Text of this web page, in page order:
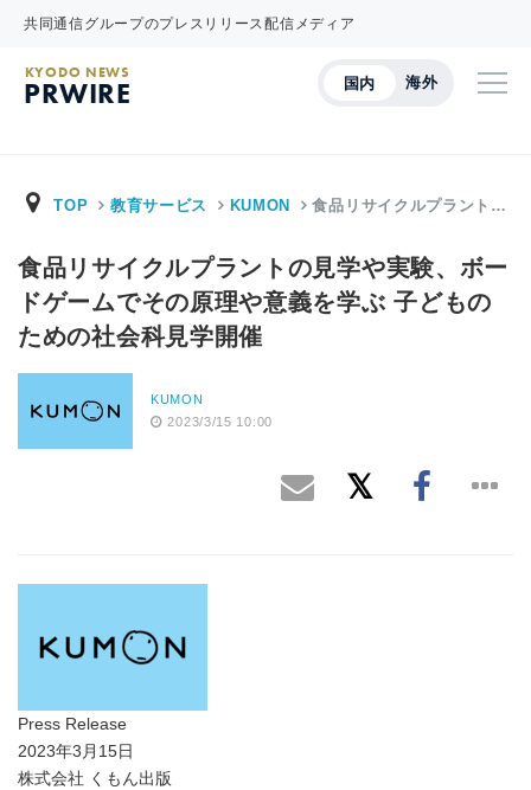
共同通信グループのプレスリリース配信メディア
国内 海外
KYODO NEWS
PRWIRE
TOP 教育サービス KUMON 食品リサイクルプラント…
食品リサイクルプラントの見学や実験、ボー
ドゲームでその原理や意義を学ぶ 子どもの
ための社会科見学開催
KUMON
2023/3/15 10:00
Press Release
2023年3月15日
株式会社 くもん出版